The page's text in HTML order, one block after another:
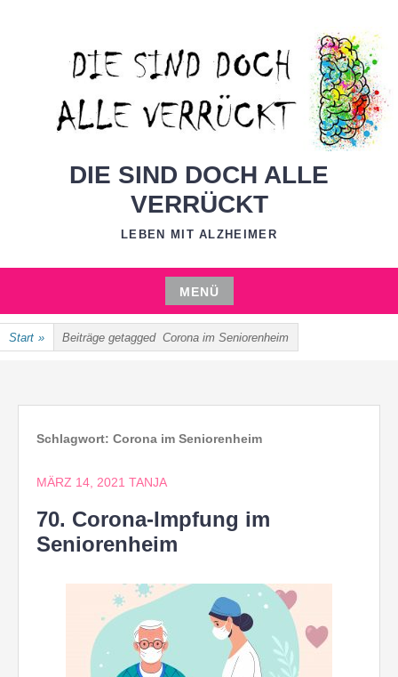
DIE SIND DOCH ALLE
VERRÜCKT
LEBEN MIT ALZHEIMER
MENÜ
Zum
Inhalt
Start » Beiträge getagged Corona im Seniorenheim
Schlagwort: Corona im Seniorenheim
MÄRZ 14, 2021 TANJA
70. Corona-Impfung im
Seniorenheim